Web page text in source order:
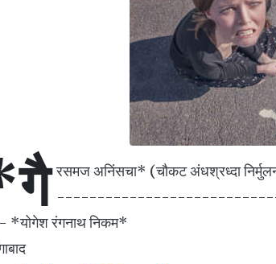
रसमज अनिंसचा* (चौकट अंधश्रध्दा
*योगेश रंगनाथ निकम*